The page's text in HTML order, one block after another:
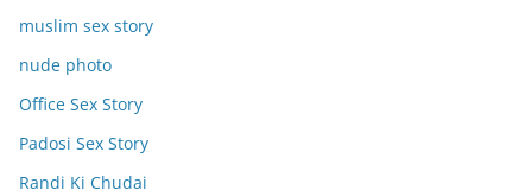
muslim sex story
nude photo
Office Sex Story
Padosi Sex Story
Randi Ki Chudai